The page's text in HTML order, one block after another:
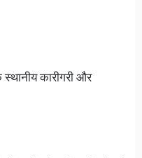
स्थानीय कारीगरी और